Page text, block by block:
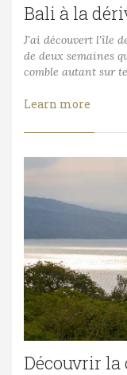
Bali à la
J'ai découvert l'île
de deux semaines
comble autant sur
Learn more
Découvrir la